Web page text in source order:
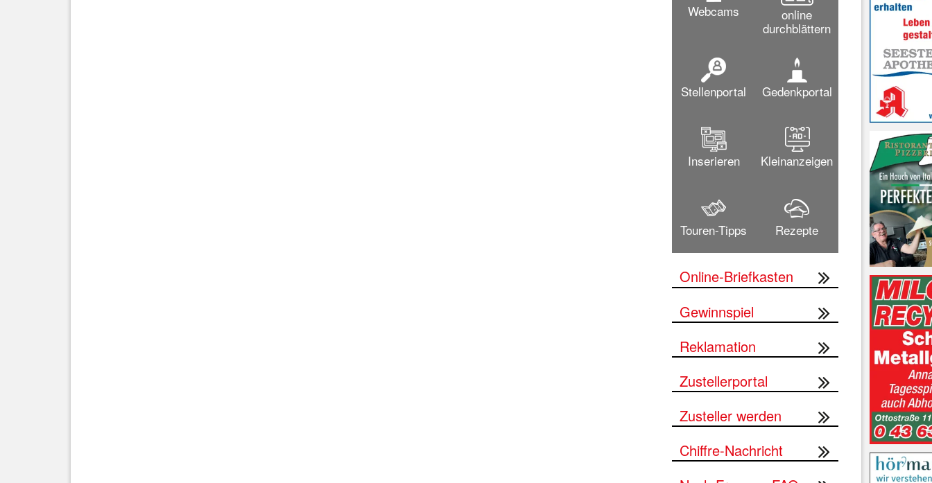
Webcams
online
durchblättern
Stellenportal Gedenkportal
Inserieren Kleinanzeigen
Touren-Tipps Rezepte
Online-Briefkasten
Gewinnspiel
Reklamation
Zustellerportal
Zusteller werden
Chiffre-Nachricht